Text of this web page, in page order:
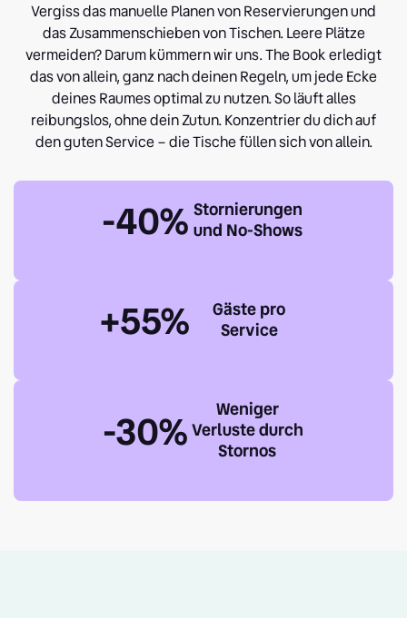
Vergiss das manuelle Planen von Reservierungen und
das Zusammenschieben von Tischen. Leere Plätze
vermeiden? Darum kümmern wir uns. The Book erledigt
das von allein, ganz nach deinen Regeln, um jede Ecke
deines Raumes optimal zu nutzen. So läuft alles
reibungslos, ohne dein Zutun. Konzentrier du dich auf
den guten Service – die Tische füllen sich von allein.
-40% Stornierungen
und No-Shows
+55%
Gäste pro
Service
-30%
Weniger
Verluste durch
Stornos